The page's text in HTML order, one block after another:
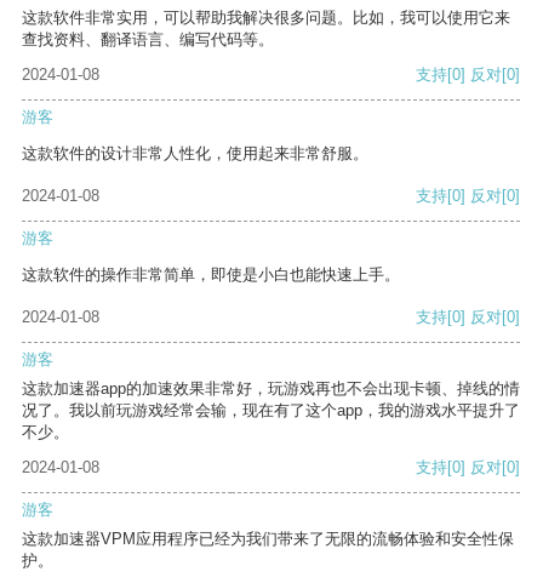
这款软件非常实用，可以帮助我解决很多问题。比如，我可以使用它来
查找资料、翻译语言、编写代码等。
2024-01-08
支持[0] 反对[0]
游客
这款软件的设计非常人性化，使用起来非常舒服。
2024-01-08 支持[0] 反对[0]
游客
这款软件的操作非常简单，即使是小白也能快速上手。
2024-01-08 支持[0] 反对[0]
游客
这款加速器app的加速效果非常好，玩游戏再也不会出现卡顿、掉线的情
况了。我以前玩游戏经常会输，现在有了这个app，我的游戏水平提升了
不少。
2024-01-08
支持[0] 反对[0]
游客
这款加速器VPM应用程序已经为我们带来了无限的流畅体验和安全性保
护。